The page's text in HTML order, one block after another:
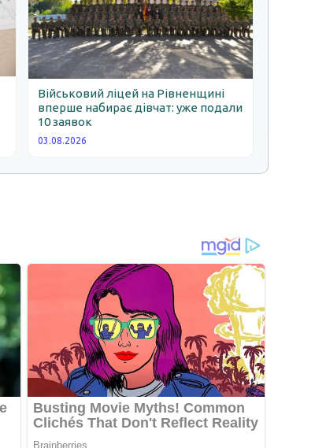
Військовий ліцей на Рівненщині
вперше набирає дівчат: уже подали
10 заявок
03.08.2026